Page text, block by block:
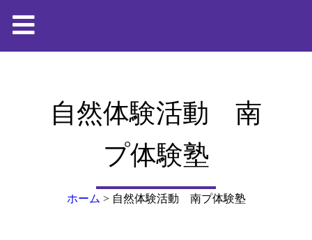
自然体験活動 南
プ体験塾
ホーム > 自然体験活動 南プ体験塾